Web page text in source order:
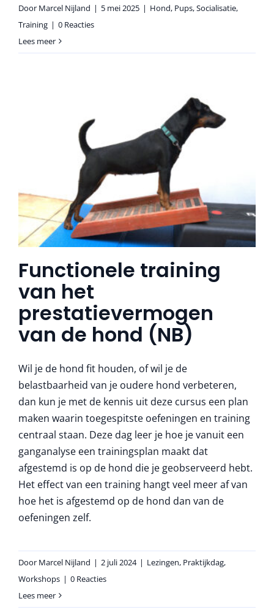
Door Marcel Nijland | 5 mei 2025 | Hond, Pups,Socialisatie,
Training | 0 Reacties
Lees meer
Functionele training
van het
prestatievermogen
van de hond (NB)
Wil je de hond fit houden, of wil je de
belastbaarheid van je oudere hond verbeteren,
dan kun je met de kennis uit deze cursus een plan
maken waarin toegespitste oefeningen en training
centraal staan. Deze dag leer je hoe je vanuit een
ganganalyse een trainingsplan maakt dat
afgestemd is op de hond die je geobserveerd hebt.
Het effect van een training hangt veel meer af van
hoe het is afgestemd op de hond dan van de
oefeningen zelf.
Door Marcel Nijland | 2 juli 2024 | Lezingen, Praktijkdag,
Workshops | 0 Reacties
Lees meer